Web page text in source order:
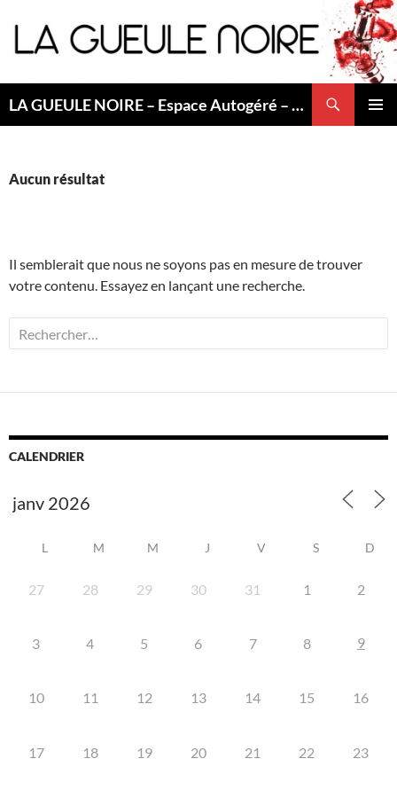
au
contenu
LA GUEULE NOIRE – Espace Autogéré – Saint Etienne
Aucun résultat
Il semblerait que nous ne soyons pas en mesure de trouver
votre contenu. Essayez en lançant une recherche.
Rechercher :
CALENDRIER
L M M J V S D
27 28 29 30 31 1 2
3 4 5 6 7 8 9
10 11 12 13 14 15 16
17 18 19 20 21 22 23